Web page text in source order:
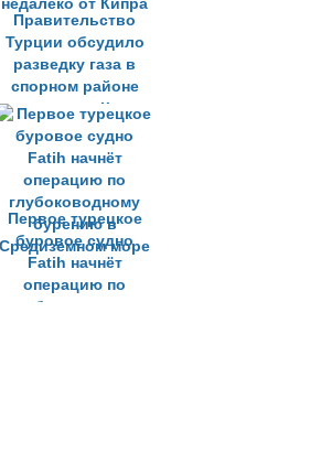
Правительство
Турции обсудило
разведку газа в
спорном районе
недалеко от Кипра
Первое турецкое
буровое судно
Fatih начнёт
операцию по
глубоководному